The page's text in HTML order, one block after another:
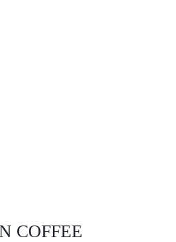
COFFEE